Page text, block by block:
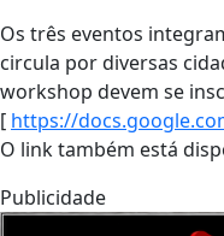
Os três eventos
circula por diversas
workshop devem se
[ https://
O link também está
Publicidade